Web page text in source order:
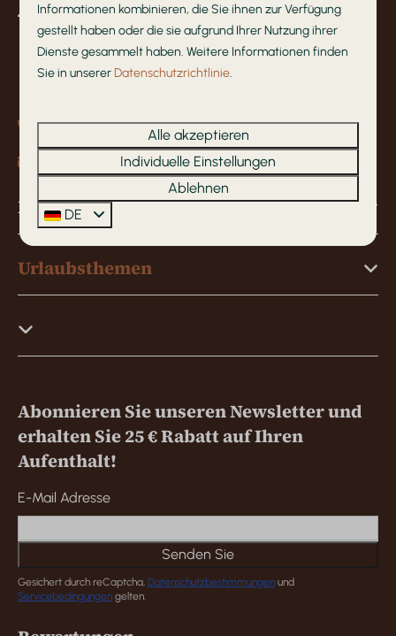
Barneveldsestraat 49
3927 CB Renswoude
Utrecht
Nederland
+31 (0)342-412877
info@deleughte.nl
Navigation
Urlaubsthemen
Abonnieren Sie unseren Newsletter und
erhalten Sie 25 € Rabatt auf Ihren
Aufenthalt!
E-Mail Adresse
Senden Sie
Gesichert durch reCaptcha, Datenschutzbestimmungen und
Servicebedingungen gelten.
Informationen kombinieren, die Sie ihnen zur Verfügung
gestellt haben oder die sie aufgrund Ihrer Nutzung ihrer
Dienste gesammelt haben. Weitere Informationen finden
Sie in unsererDatenschutzrichtlinie.
Alle akzeptieren
Individuelle Einstellungen
Ablehnen
DE